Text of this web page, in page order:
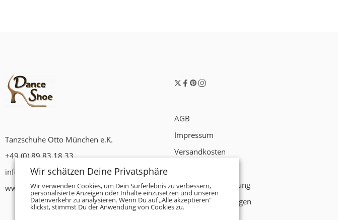
Tanzschuhe Otto München e.K.
+49 (0) 89 83 18 33
info@tanzschuhe-muenchen.de
www.tanzschuhe-muenchen.de
AGB
Impressum
Versandkosten
Datenschutzerklärung
Zahlungsbedingungen
Wir schätzen Deine Privatsphäre
Wir verwenden Cookies, um Dein Surferlebnis zu verbessern,
personalisierte Anzeigen oder Inhalte einzusetzen und unseren
Datenverkehr zu analysieren. Wenn Du auf „Alle akzeptieren"
klickst, stimmst Du der Anwendung von Cookies zu.